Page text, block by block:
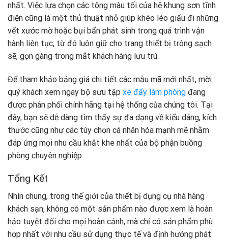
nhất. Việc lựa chọn các tông màu tối của hệ khung sơn tĩnh
điện cũng là một thủ thuật nhỏ giúp khéo léo giấu đi những
vết xước mờ hoặc bụi bẩn phát sinh trong quá trình vận
hành liên tục, từ đó luôn giữ cho trang thiết bị trông sạch
sẽ, gọn gàng trong mắt khách hàng lưu trú.
Để tham khảo bảng giá chi tiết các mẫu mã mới nhất, mời
quý khách xem ngay bộ sưu tập xe đẩy làm phòng đang
được phân phối chính hãng tại hệ thống của chúng tôi. Tại
đây, bạn sẽ dễ dàng tìm thấy sự đa dạng về kiểu dáng, kích
thước cũng như các tùy chọn cá nhân hóa mạnh mẽ nhằm
đáp ứng mọi nhu cầu khắt khe nhất của bộ phận buồng
phòng chuyên nghiệp.
Tổng Kết
Nhìn chung, trong thế giới của thiết bị dụng cụ nhà hàng
khách sạn, không có một sản phẩm nào được xem là hoàn
hảo tuyệt đối cho mọi hoàn cảnh, mà chỉ có sản phẩm phù
hợp nhất với nhu cầu sử dụng thực tế và định hướng phát